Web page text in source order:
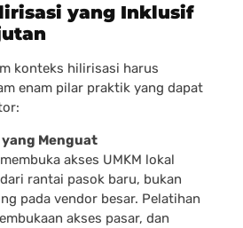
yang Inklusif
konteks hilirisasi harus
enam pilar praktik yang dapat
Menguat
akses UMKM lokal
rantai pasok baru, bukan
pada vendor besar. Pelatihan
akses pasar, dan